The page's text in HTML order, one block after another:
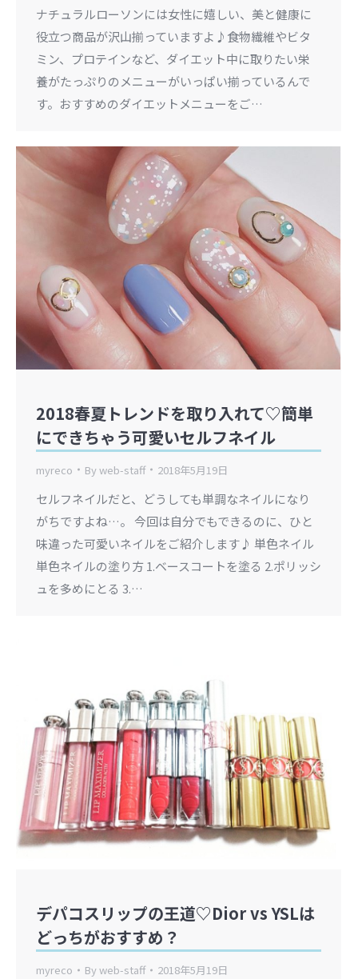
ナチュラルローソンには女性に嬉しい、美と健康に
役立つ商品が沢山揃っていますよ♪食物繊維やビタ
ミン、プロテインなど、ダイエット中に取りたい栄
養がたっぷりのメニューがいっぱい揃っているんで
す。おすすめのダイエットメニューをご…
2018春夏トレンドを取り入れて♡簡単
にできちゃう可愛いセルフネイル
myreco Byweb-staff 2018年5月19日
セルフネイルだと、どうしても単調なネイルになり
がちですよね…。 今回は自分でもできるのに、ひと
味違った可愛いネイルをご紹介します♪ 単色ネイル
単色ネイルの塗り方 1.ベースコートを塗る 2.ポリッシ
ュを多めにとる 3.…
デパコスリップの王道♡Dior vs YSLは
どっちがおすすめ？
myreco Byweb-staff 2018年5月19日